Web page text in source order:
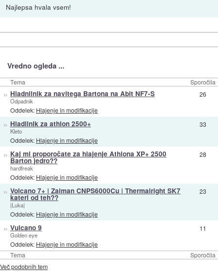
Najlepsa hvala vsem!
Vredno ogleda ...
Tema Sporočila
Tema Sporočila
» Hladnilnik za navitega Bartona na Abit NF7-S
Odpadnik
Oddelek: Hlajenje in modifikacije
26
» Hladilnik za athlon 2500+
Kleto
Oddelek: Hlajenje in modifikacije
33
» Kaj mi proporočate za hlajenje Athlona XP+ 2500
Barton jedro??
hardfreak
Oddelek: Hlajenje in modifikacije
28
» Volcano 7+ | Zalman CNPS6000Cu | Thermalright SK7
kateri od teh??
|Luka|
Oddelek: Hlajenje in modifikacije
23
» Vulcano 9
Golden eye
Oddelek: Hlajenje in modifikacije
11
Več podobnih tem